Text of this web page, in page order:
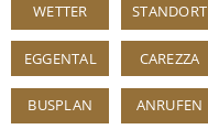
WETTER STANDORT
EGGENTAL CAREZZA
BUSPLAN ANRUFEN